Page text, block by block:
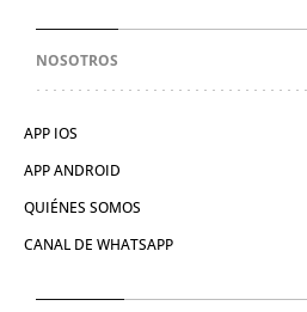
NOSOTROS
APP IOS
APP ANDROID
QUIÉNES SOMOS
CANAL DE WHATSAPP